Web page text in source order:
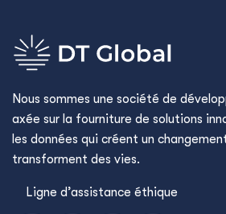
Nous sommes une société de
axée sur la fourniture de solutions
les données qui créent un
transforment des vies.
Ligne d’assistance éthique